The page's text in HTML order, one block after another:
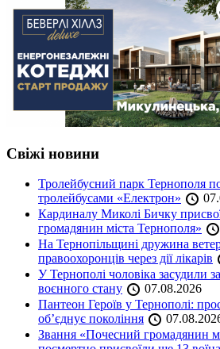
Свіжі новини
Тролейбусний парк Тернополя
тролейбусами «Електрон»
Кардиналу Миколі Бичку
громадянин міста Тернополя»
На Тернопільщині дружина
правоохоронців через дії лікарів
У Тернополі чоловіка засудили
воєнного стану
07.08.2026
Пантеон Героїв у Тернополі:
об’єднує покоління
Звання «Почесний громадянин